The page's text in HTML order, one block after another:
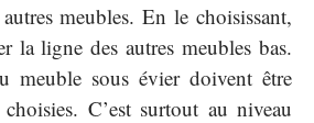
meubles. En le choisissant,
la ligne des autres meubles bas.
meuble sous évier doivent être
C’est surtout au niveau